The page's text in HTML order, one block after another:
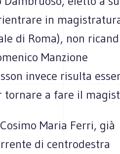
in
di Roma), non
Manzione
invece risulta
tornare a fare il
Maria Ferri, già
di centrodestra